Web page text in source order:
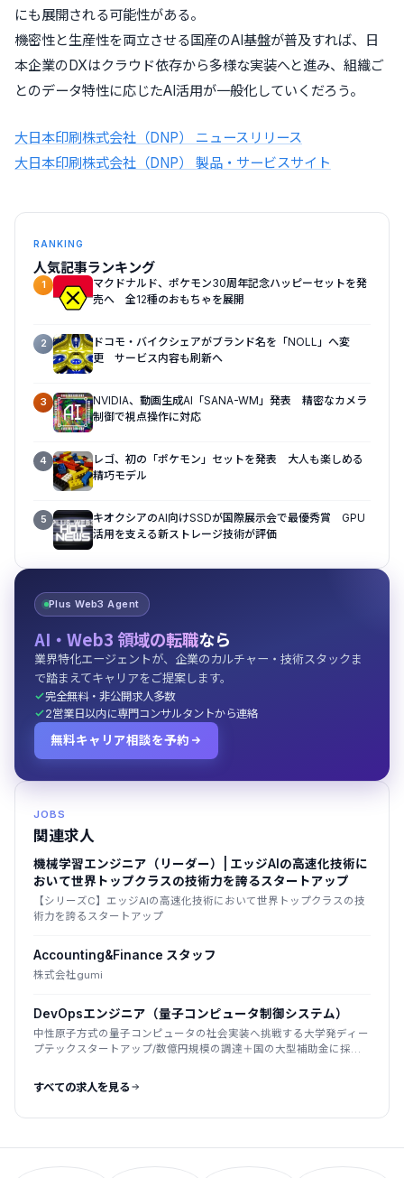
にも展開される可能性がある。
機密性と生産性を両立させる国産のAI基盤が普及すれば、日
本企業のDXはクラウド依存から多様な実装へと進み、組織ご
とのデータ特性に応じたAI活用が一般化していくだろう。
大日本印刷株式会社（DNP） ニュースリリース
大日本印刷株式会社（DNP） 製品・サービスサイト
RANKING
人気記事ランキング
1
マクドナルド、ポケモン30周年記念ハッピーセットを発
売へ 全12種のおもちゃを展開
2
ドコモ・バイクシェアがブランド名を「NOLL」へ変
更 サービス内容も刷新へ
3
NVIDIA、動画生成AI「SANA-WM」発表 精密なカメラ
制御で視点操作に対応
4
レゴ、初の「ポケモン」セットを発表 大人も楽しめる
精巧モデル
5
キオクシアのAI向けSSDが国際展示会で最優秀賞 GPU
活用を支える新ストレージ技術が評価
Plus Web3 Agent
AI・Web3 領域の転職なら
業界特化エージェントが、企業のカルチャー・技術スタックま
で踏まえてキャリアをご提案します。
完全無料・非公開求人多数
2営業日以内に専門コンサルタントから連絡
無料キャリア相談を予約
JOBS
関連求人
機械学習エンジニア（リーダー）| エッジAIの高速化技術に
おいて世界トップクラスの技術力を誇るスタートアップ
【シリーズC】エッジAIの高速化技術において世界トップクラスの技
術力を誇るスタートアップ
Accounting&Finance スタッフ
株式会社gumi
DevOpsエンジニア（量子コンピュータ制御システム）
中性原子方式の量子コンピュータの社会実装へ挑戦する大学発ディー
プテックスタートアップ/数億円規模の調達＋国の大型補助金に採
すべての求人を見る